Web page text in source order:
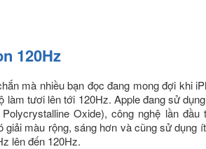
120Hz
mà nhiều bạn đọc đang mong đợi khi
làm tươi lên tới 120Hz. Apple đang sử
Polycrystalline Oxide), công nghệ lần
màu rộng, sáng hơn và cũng sử dụng
lên đến 120Hz.